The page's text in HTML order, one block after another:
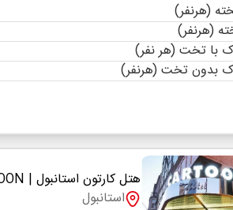
با تخت (هر نفر)
بدون تخت (هرنفر)
هتل کارتون استانبول | CARTOON
استانبول